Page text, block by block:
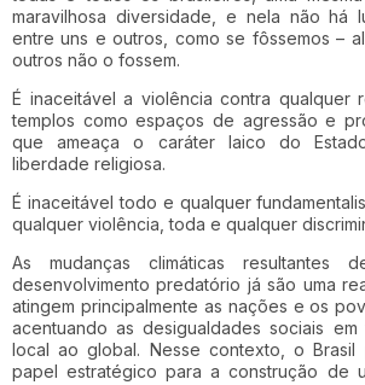
maravilhosa diversidade, e nela não há
entre uns e outros, como se fôssemos –
outros não o fossem.
É inaceitável a violência contra qualquer
templos como espaços de agressão e
que ameaça o caráter laico do
liberdade religiosa.
É inaceitável todo e qualquer
qualquer violência, toda e qualquer
As mudanças climáticas resultantes
desenvolvimento predatório já são uma
atingem principalmente as nações e os
acentuando as desigualdades sociais
local ao global. Nesse contexto, o Brasil
papel estratégico para a construção de